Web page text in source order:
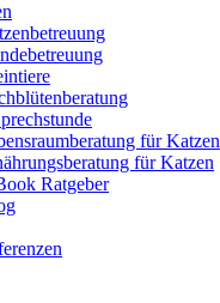
für Katzen
für Katzen
Ratgeber